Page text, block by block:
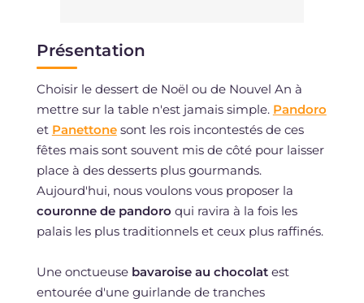
Présentation
Choisir le dessert de Noël ou de Nouvel An à
mettre sur la table n'est jamais simple. Pandoro
et Panettonesont les rois incontestés de ces
fêtes mais sont souvent mis de côté pour laisser
place à des desserts plus gourmands.
Aujourd'hui, nous voulons vous proposer la
couronne de pandoro qui ravira à la fois les
palais les plus traditionnels et ceux plus raffinés.
Une onctueuse bavaroise au chocolatest
entourée d'une guirlande de tranches